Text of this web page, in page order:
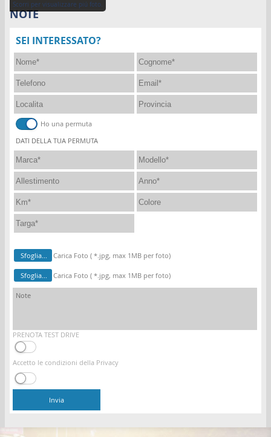
Scorri per visualizzare piú foto.
NOTE
SEI INTERESSATO?
Ho una permuta
DATI DELLA TUA PERMUTA
Sfoglia... Carica Foto ( *.jpg, max 1MB per foto)
Sfoglia... Carica Foto ( *.jpg, max 1MB per foto)
PRENOTA TEST DRIVE
Accetto le condizioni della Privacy